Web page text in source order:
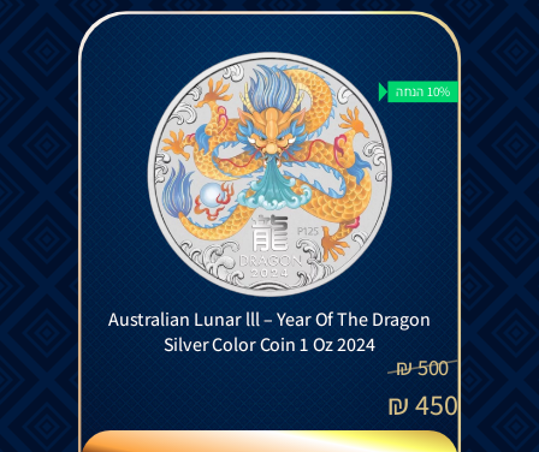
10% הנחה
Australian Lunar lll – Year Of The Dragon
Silver Color Coin 1 Oz 2024
500
₪
450
₪